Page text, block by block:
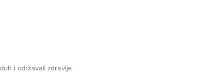
i održavali zdravlje.